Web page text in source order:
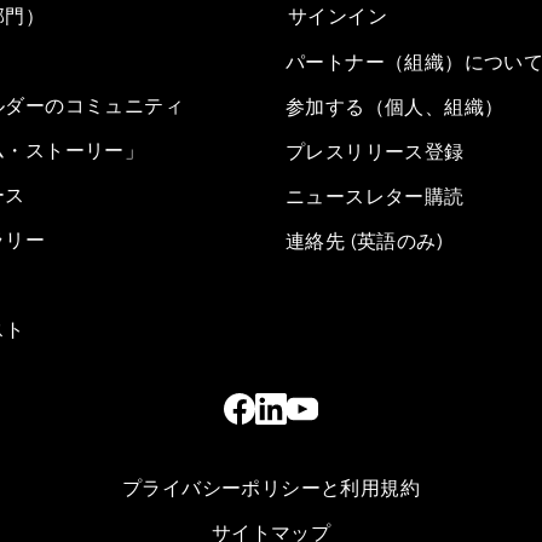
）
ーのコミュニティ
ストーリー」
リー
サインイン
パートナー（組織）につい
参加する（個人、組織）
プレスリリース登録
ニュースレター購読
連絡先 (英語のみ)
プライバシーポリシーと利用規約
サイトマップ